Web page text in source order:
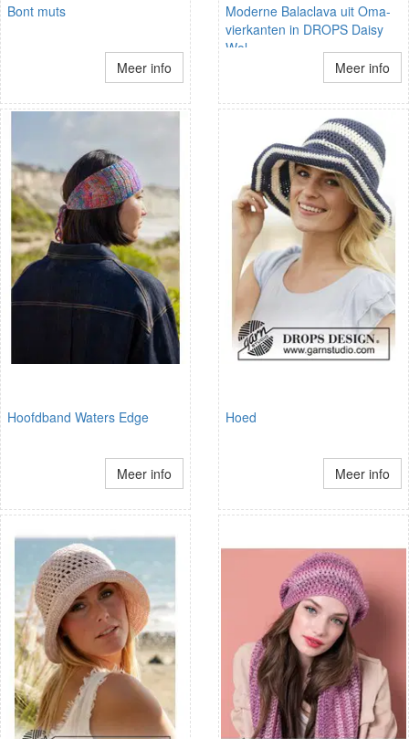
Bont muts
Meer info
Moderne Balaclava uit Oma-
vierkanten in DROPS Daisy
Wol
Meer info
Hoofdband Waters Edge
Meer info
Hoed
Meer info